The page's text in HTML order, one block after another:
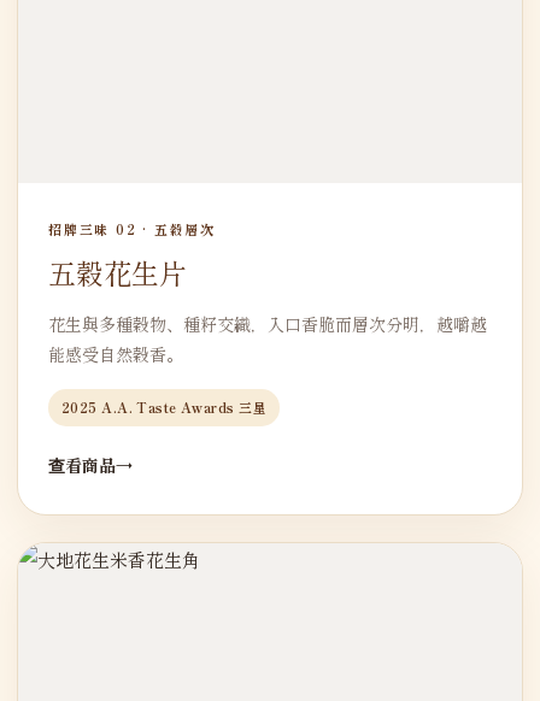
招牌三味 02 · 五穀層次
五穀花生片
花生與多種穀物、種籽交織，入口香脆而層次分明，越嚼越
能感受自然穀香。
2025 A.A. Taste Awards 三星
查看商品